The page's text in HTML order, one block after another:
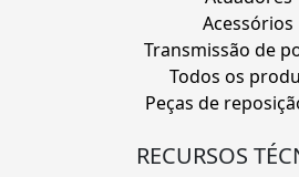
Acessórios
Transmissão de
Todos os
Peças de
RECURSOS